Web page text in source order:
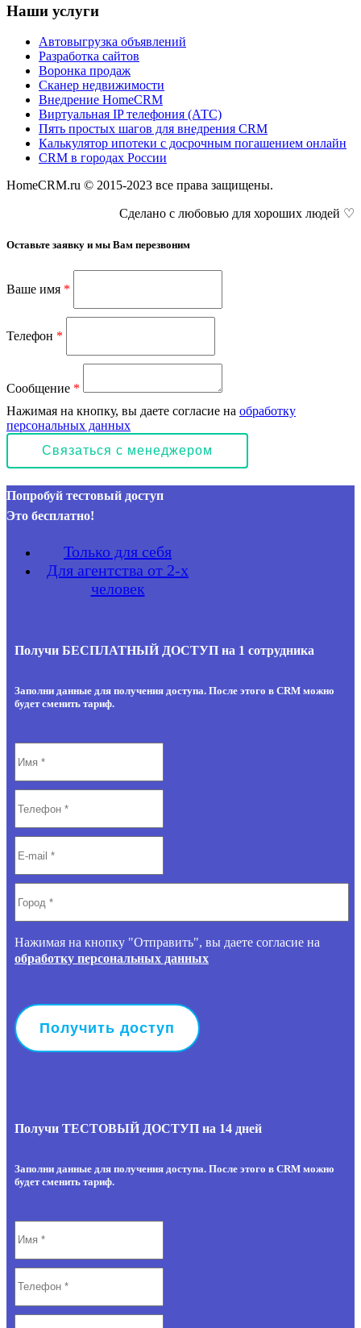
Наши услуги
Автовыгрузка объявлений
Разработка сайтов
Воронка продаж
Сканер недвижимости
Внедрение HomeCRM
Виртуальная IP телефония (АТС)
Пять простых шагов для внедрения CRM
Калькулятор ипотеки с досрочным погашением онлайн
CRM в городах России
HomeCRM.ru © 2015-2023 все права защищены.
Сделано с любовью для хороших людей ♡
Оставьте заявку и мы Вам перезвоним
Ваше имя *
Телефон *
Сообщение *
Нажимая на кнопку, вы даете согласие на обработку
персональных данных
Попробуй тестовый доступ
Это бесплатно!
Только для себя
Для агентства от 2-х
человек
Получи БЕСПЛАТНЫЙ ДОСТУП на 1 сотрудника
Заполни данные для получения доступа. После этого в CRM можно
будет сменить тариф.
Нажимая на кнопку "Отправить", вы даете согласие на
обработку персональных данных
Получи ТЕСТОВЫЙ ДОСТУП на 14 дней
Заполни данные для получения доступа. После этого в CRM можно
будет сменить тариф.